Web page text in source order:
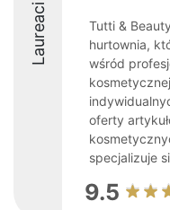
Laureaci
Tutti &
hurtownia,
wśród
oferty
specjalizuje
9.5